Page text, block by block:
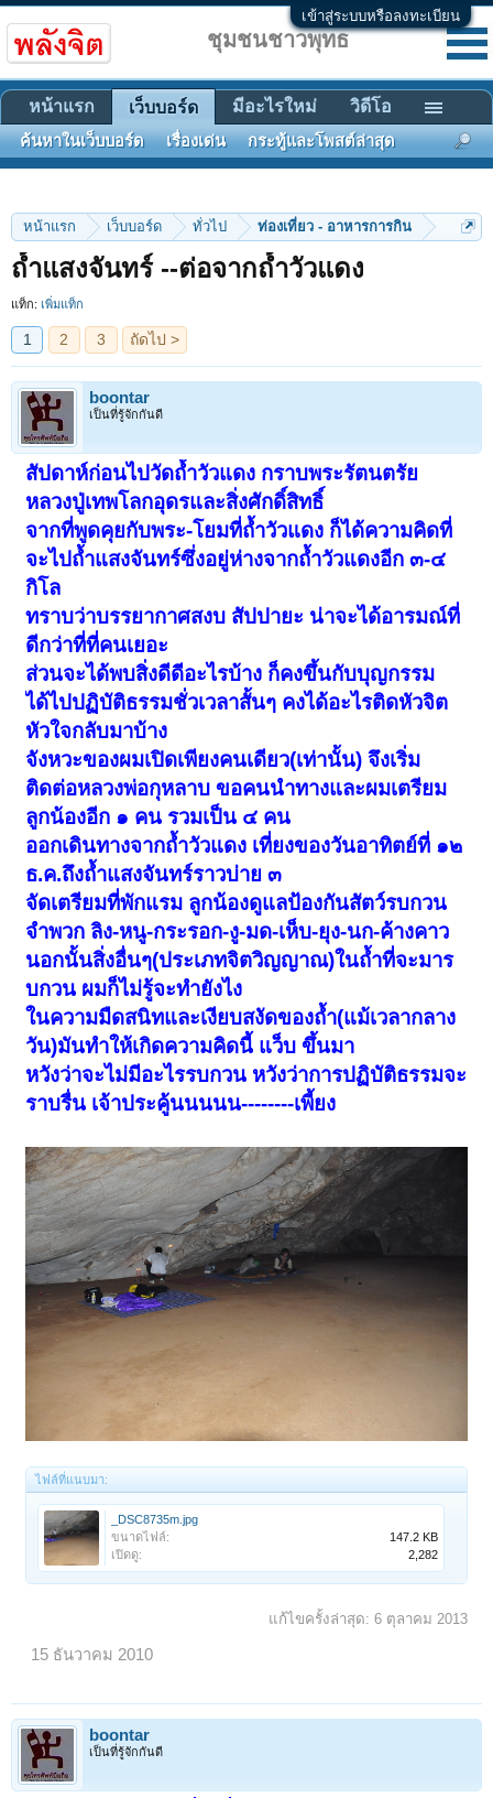
เข้าสู่ระบบหรือลงทะเบียน
หน้าแรก เว็บบอร์ด ทั่วไป ท่องเที่ยว - อาหารการกิน
ถ้ำแสงจันทร์ --ต่อจากถ้ำวัวแดง
แท็ก: เพิ่มแท็ก
1 2 3 ถัดไป >
boontar
เป็นที่รู้จักกันดี
สัปดาห์ก่อนไปวัดถ้ำวัวแดง กราบพระรัตนตรัย
หลวงปู่เทพโลกอุดรและสิ่งศักดิ์สิทธิ์
จากที่พูดคุยกับพระ-โยมที่ถ้ำวัวแดง ก็ได้ความคิดที่
จะไปถ้ำแสงจันทร์ซึ่งอยู่ห่างจากถ้ำวัวแดงอีก ๓-๔
กิโล
ทราบว่าบรรยากาศสงบ สัปปายะ น่าจะได้อารมณ์ที่
ดีกว่าที่ที่คนเยอะ
ส่วนจะได้พบสิ่งดีดีอะไรบ้าง ก็คงขึ้นกับบุญกรรม
ได้ไปปฏิบัติธรรมชั่วเวลาสั้นๆ คงได้อะไรติดหัวจิต
หัวใจกลับมาบ้าง
จังหวะของผมเปิดเพียงคนเดียว(เท่านั้น) จึงเริ่ม
ติดต่อหลวงพ่อกุหลาบ ขอคนนำทางและผมเตรียม
ลูกน้องอีก ๑ คน รวมเป็น ๔ คน
ออกเดินทางจากถ้ำวัวแดง เที่ยงของวันอาทิตย์ที่ ๑๒
ธ.ค.ถึงถ้ำแสงจันทร์ราวบ่าย ๓
จัดเตรียมที่พักแรม ลูกน้องดูแลป้องกันสัตว์รบกวน
จำพวก ลิง-หนู-กระรอก-งู-มด-เห็บ-ยุง-นก-ค้างคาว
นอกนั้นสิ่งอื่นๆ(ประเภทจิตวิญญาณ)ในถ้ำที่จะมาร
บกวน ผมก็ไม่รู้จะทำยังไง
ในความมืดสนิทและเงียบสงัดของถ้ำ(แม้เวลากลาง
วัน)มันทำให้เกิดความคิดนี้ แว็บ ขึ้นมา
หวังว่าจะไม่มีอะไรรบกวน หวังว่าการปฏิบัติธรรมจะ
ราบรื่น เจ้าประคู้นนนนน--------เพี้ยง
ไฟล์ที่แนบมา:
_DSC8735m.jpg
ขนาดไฟล์:
147.2 KB
เปิดดู:
2,282
แก้ไขครั้งล่าสุด: 6 ตุลาคม 2013
15 ธันวาคม 2010
boontar
เป็นที่รู้จักกันดี
ชุมชนชาวพุทธ
หน้าแรก เว็บบอร์ด
ค้นหาในเว็บบอร์ด เรื่องเด่น กระทู้และโพสต์ล่าสุด
มีอะไรใหม่ วิดีโอ